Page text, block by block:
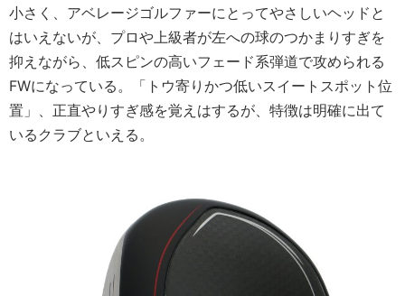
小さく、アベレージゴルファーにとってやさしいヘッドと
はいえないが、プロや上級者が左への球のつかまりすぎを
抑えながら、低スピンの高いフェード系弾道で攻められる
FWになっている。「トウ寄りかつ低いスイートスポット位
置」、正直やりすぎ感を覚えはするが、特徴は明確に出て
いるクラブといえる。